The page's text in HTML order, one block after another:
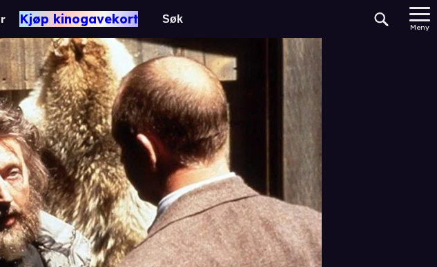
Kjøp kinogavekort
Meny